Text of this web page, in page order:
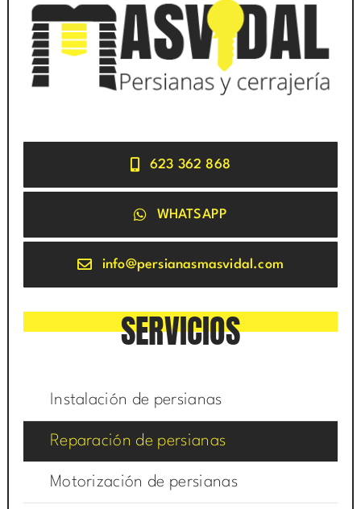
623 362 868
WHATSAPP
info@persianasmasvidal.com
SERVICIOS
Instalación de persianas
Reparación de persianas
Motorización de persianas